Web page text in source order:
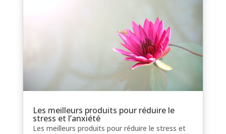
Les meilleurs produits pour réduire le
stress et l’anxiété
Les meilleurs produits pour réduire le stress et